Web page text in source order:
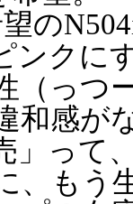
の
ンクに
（っつ
和感が
」って
、もう